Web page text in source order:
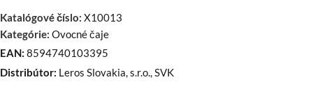
Katalógové číslo: X10013
Kategórie: Ovocné čaje
EAN: 8594740103395
Distribútor: Leros Slovakia, s.r.o., SVK